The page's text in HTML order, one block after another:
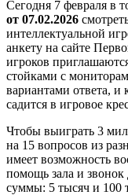
Сегодня 7 февраля в
от 07.02.2026
интеллектуальной
анкету на сайте
игроков
стойками с
вариантами ответа, и
садится в игровое
Чтобы выиграть 3
на 15 вопросов из
имеет возможность
помощь зала и звонок
суммы: 5 тысяч и 100